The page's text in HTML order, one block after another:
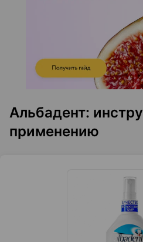
Альбадент:
применению